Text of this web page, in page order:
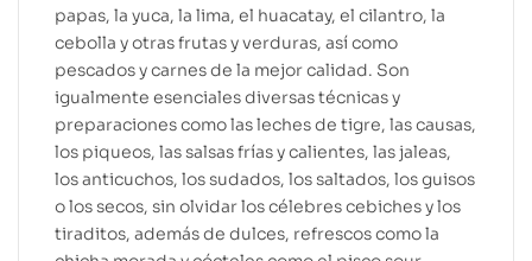
papas, la yuca, la lima, el huacatay, el cilantro, la
cebolla y otras frutas y verduras, así como
pescados y carnes de la mejor calidad. Son
igualmente esenciales diversas técnicas y
preparaciones como las leches de tigre, las causas,
los piqueos, las salsas frías y calientes, las jaleas,
los anticuchos, los sudados, los saltados, los guisos
o los secos, sin olvidar los célebres cebiches y los
tiraditos, además de dulces, refrescos como la